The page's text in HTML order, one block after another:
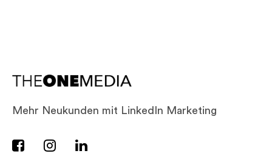
Mehr Neukunden mit LinkedIn Marketing
  